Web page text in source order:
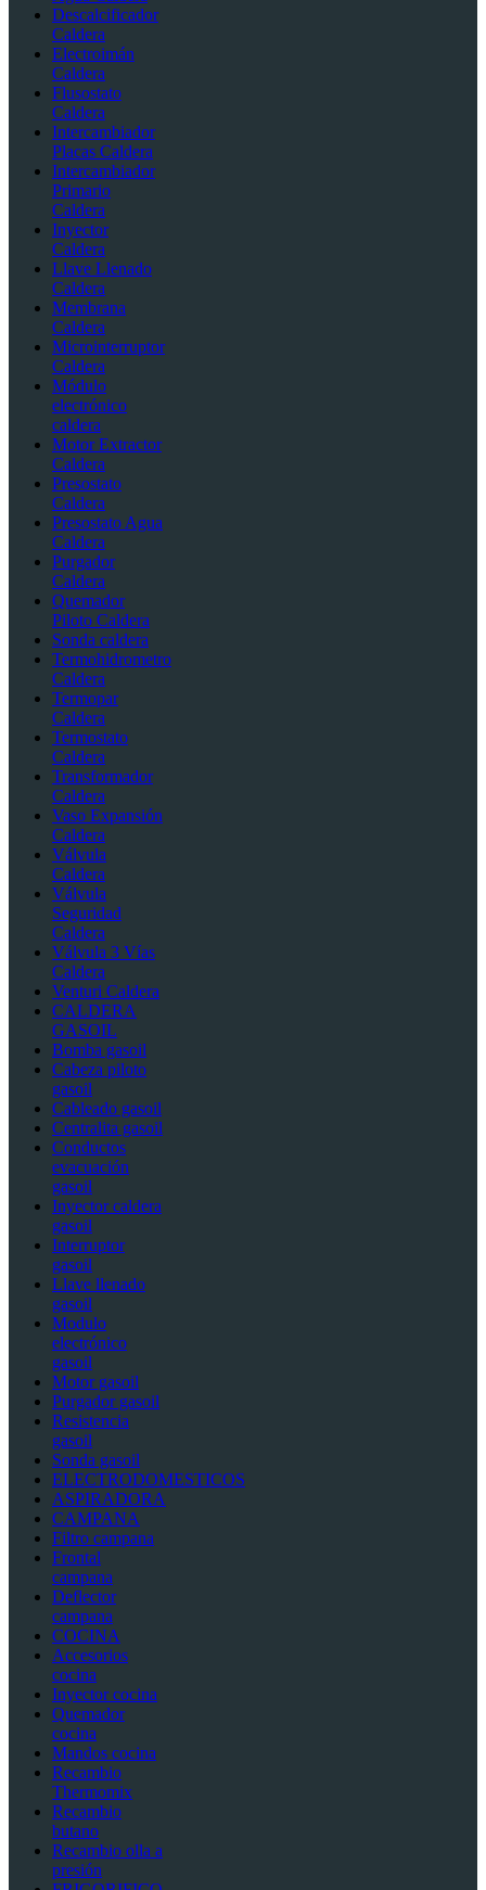
Descalcificador
Caldera
Electroimán
Caldera
Flusostato
Caldera
Intercambiador
Placas Caldera
Intercambiador
Primario
Caldera
Inyector
Caldera
Llave Llenado
Caldera
Membrana
Caldera
Microinterruptor
Caldera
Módulo
electrónico
caldera
Motor Extractor
Caldera
Presostato
Caldera
Presostato Agua
Caldera
Purgador
Caldera
Quemador
Piloto Caldera
Sonda caldera
Termohidrometro
Caldera
Termopar
Caldera
Termostato
Caldera
Transformador
Caldera
Vaso Expansión
Caldera
Válvula
Caldera
Válvula
Seguridad
Caldera
Válvula 3 Vías
Caldera
Venturi Caldera
CALDERA
GASOIL
Bomba gasoil
Cabeza piloto
gasoil
Cableado gasoil
Centralita gasoil
Conductos
evacuación
gasoil
Inyector caldera
gasoil
Interruptor
gasoil
Llave llenado
gasoil
Modulo
electrónico
gasoil
Motor gasoil
Purgador gasoil
Resistencia
gasoil
Sonda gasoil
ELECTRODOMESTICOS
ASPIRADORA
CAMPANA
Filtro campana
Frontal
campana
Deflector
campana
COCINA
Accesorios
cocina
Inyector cocina
Quemador
cocina
Mandos cocina
Recambio
Thermomix
Recambio
butano
Recambio olla a
presión